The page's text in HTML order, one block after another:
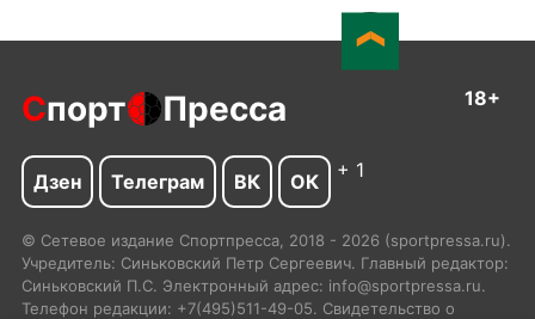
Спорт Пресса 18+
Дзен Телеграм ВК ОК + 1
© Сетевое издание Спортпресса, 2018 - 2026 (sportpressa.ru).
Учредитель: Синьковский Петр Сергеевич. Главный редактор:
Синьковский П.С. Электронный адрес: info@sportpressa.ru.
Телефон редакции: +7(495)511-49-05. Свидетельство о